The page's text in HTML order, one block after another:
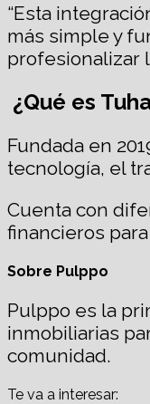
“Esta
más simple y
profesionalizar
¿Qué es
Fundada en
tecnología, el
Cuenta con
financieros
Sobre Pulppo
Pulppo es la
inmobiliarias
comunidad.
Te va a interesar: